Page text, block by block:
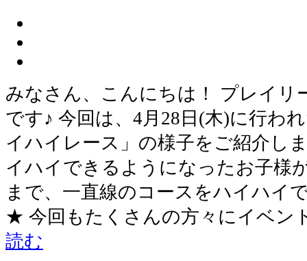
みなさん、こんにちは！ プレイリ
です♪ 今回は、4月28日(木)に行わ
イハイレース」の様子をご紹介し
イハイできるようになったお子様
まで、一直線のコースをハイハイ
★ 今回もたくさんの方々にイベン
読む